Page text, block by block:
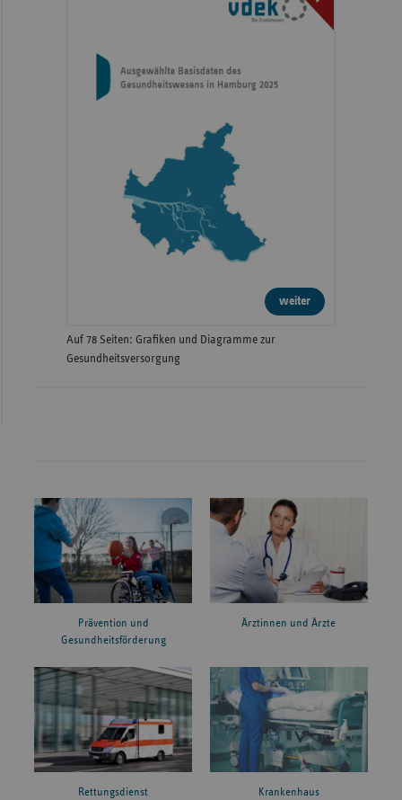
weiter
Auf 78 Seiten: Grafiken und Diagramme zur
Gesundheitsversorgung
Prävention und
Gesundheitsförderung
Ärztinnen und Ärzte
Rettungsdienst Krankenhaus